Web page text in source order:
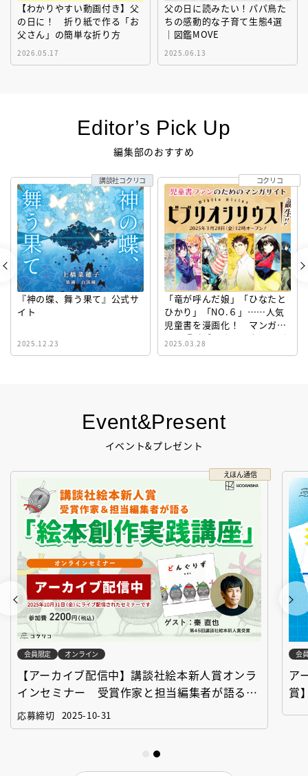
Event&Present
イベント&プレゼント
えほん通信
会員限定 オンライン
【アーカイブ配信中】講談社絵本新人賞オンラ
インセミナー 受賞作家と担当編集者が語る
「絵本創作実践講座」
応募締切 2025-10-31
会
ア
賞
【わかりやすい動画付き】父
の日に！ 折り紙で作る「お
父さん」の簡単な折り方
2026.05.17
父の日に読みたい！パパ鳥た
ちの感動的な子育て生態4選
｜図鑑MOVE
2025.06.13
Editor’s Pick Up
編集部のおすすめ
『神の蝶、舞う果て』公式サ
イト
2025.12.23
講談社コクリコ
「竜が呼んだ娘」「ひなたと
ひかり」「NO.６」……人気
児童書を漫画化！ マンガサ
イト『ビブリオシリウス』誕
生！
2025.03.28
コクリコ